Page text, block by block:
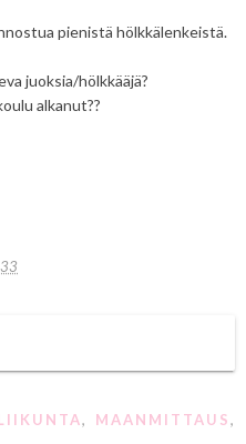
pienistä hölkkälenkeistä.
juoksia/hölkkääjä?
alkanut??
, MAANMITTAUS,